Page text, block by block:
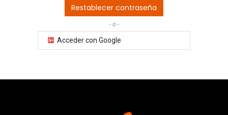
Restablecer contraseña
- o -
Acceder con Google